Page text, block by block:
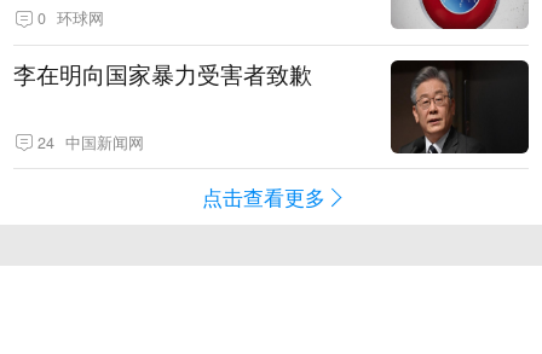
0 环球网
李在明向国家暴力受害者致歉
24 中国新闻网
点击查看更多